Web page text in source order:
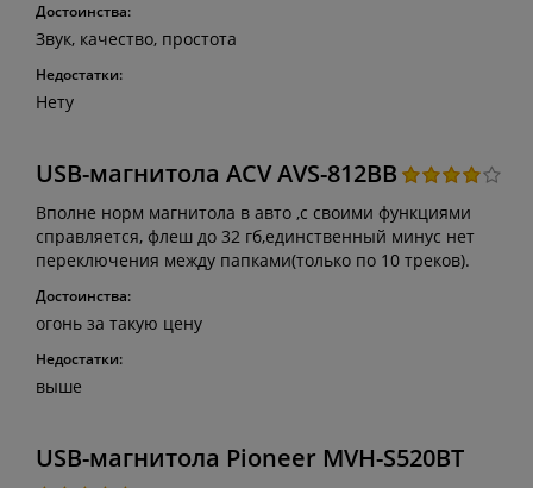
Достоинства:
Звук, качество, простота
Недостатки:
Нету
USB-магнитола ACV AVS-812BB
Вполне норм магнитола в авто ,с своими функциями
справляется, флеш до 32 гб,единственный минус нет
переключения между папками(только по 10 треков).
Достоинства:
огонь за такую цену
Недостатки:
выше
USB-магнитола Pioneer MVH-S520BT